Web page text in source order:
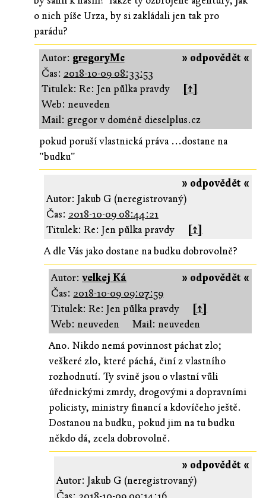
o nich píše Urza, by si zakládali jen tak pro
parádu?
» odpovědět «
Autor: gregoryMc
Čas: 2018-10-09 08:33:53
Titulek: Re: Jen půlka pravdy
[↑]
Web: neuveden
Mail: gregor v doméně dieselplus.cz
pokud poruší vlastnická práva ...dostane na
"budku"
» odpovědět «
Autor: Jakub G (neregistrovaný)
Čas: 2018-10-09 08:44:21
Titulek: Re: Jen půlka pravdy
[↑]
A dle Vás jako dostane na budku dobrovolně?
» odpovědět «
Autor:velkej Ká
Čas: 2018-10-09 09:07:59
Titulek: Re: Jen půlka pravdy
[↑]
Web: neuveden
Mail: neuveden
Ano. Nikdo nemá povinnost páchat zlo;
veškeré zlo, které páchá, činí z vlastního
rozhodnutí. Ty svině jsou o vlastní vůli
úřednickými zmrdy, drogovými a dopravními
policisty, ministry financí a kdovíčeho ještě.
Dostanou na budku, pokud jim na tu budku
někdo dá, zcela dobrovolně.
» odpovědět «
Autor: Jakub G (neregistrovaný)